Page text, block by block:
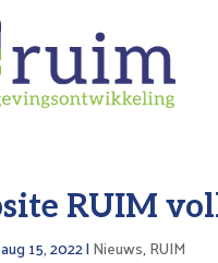
RUIM
aug 15, 2022| Nieuws, RUIM